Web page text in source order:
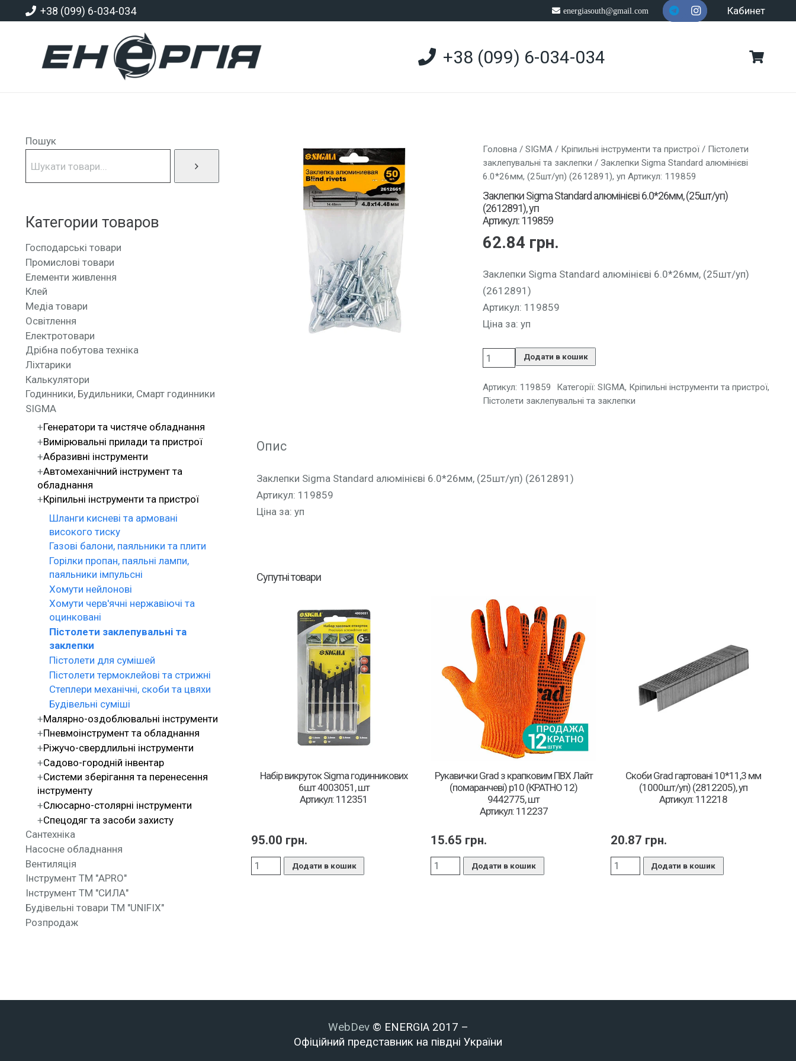
+38 (099) 6-034-034 energiasouth@gmail.com Кабинет
+38 (099) 6-034-034
Головна / SIGMA / Кріпильні інструменти та пристрої / Пістолети
заклепувальні та заклепки / Заклепки Sigma Standard алюмінієві
6.0*26мм, (25шт/уп) (2612891), уп Артикул: 119859
Заклепки Sigma Standard алюмінієві 6.0*26мм, (25шт/уп)
(2612891), уп
Артикул: 119859
62.84 грн.
Заклепки Sigma Standard алюмінієві 6.0*26мм, (25шт/уп)
(2612891)
Артикул: 119859
Ціна за: уп
Додати в кошик
Артикул: 119859 Категорії:SIGMA, Кріпильні інструменти та пристрої,
Пістолети заклепувальні та заклепки
Опис
Заклепки Sigma Standard алюмінієві 6.0*26мм, (25шт/уп) (2612891)
Артикул: 119859
Ціна за: уп
Супутні товари
Набір викруток Sigma годинникових
6шт 4003051, шт
Артикул: 112351
95.00 грн.
Додати в кошик
Рукавички Grad з крапковим ПВХ Лайт
(помаранчеві) р10 (КРАТНО 12)
9442775, шт
Артикул: 112237
15.65 грн.
Додати в кошик
Скоби Grad гартовані 10*11,3 мм
(1000шт/уп) (2812205), уп
Артикул: 112218
20.87 грн.
Додати в кошик
Пошук
Категории товаров
Господарські товари
Промислові товари
Елементи живлення
Клей
Медіа товари
Освітлення
Електротовари
Дрібна побутова техніка
Ліхтарики
Калькулятори
Годинники, Будильники, Смарт годинники
SIGMA
Генератори та чистяче обладнання
Вимірювальні прилади та пристрої
Абразивні інструменти
Автомеханічний інструмент та
обладнання
Кріпильні інструменти та пристрої
Шланги кисневі та армовані
високого тиску
Газові балони, паяльники та плити
Горілки пропан, паяльні лампи,
паяльники імпульсні
Хомути нейлонові
Хомути черв'ячні нержавіючі та
оцинковані
Пістолети заклепувальні та
заклепки
Пістолети для сумішей
Пістолети термоклейові та стрижні
Степлери механічні, скоби та цвяхи
Будівельні суміші
Малярно-оздоблювальні інструменти
Пневмоінструмент та обладнання
Ріжучо-свердлильні інструменти
Садово-городній інвентар
Системи зберігання та перенесення
інструменту
Слюсарно-столярні інструменти
Спецодяг та засоби захисту
Сантехніка
Насосне обладнання
Вентиляція
Інструмент ТМ "APRO"
Інструмент ТМ "СИЛА"
Будівельні товари ТМ "UNIFIX"
Розпродаж
WebDev © ENERGIA 2017 –
Офіційний представник на півдні України